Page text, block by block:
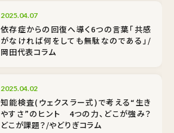
2025.04.07
依存症からの回復へ導く6つの言葉「共感
がなければ何をしても無駄なのである」/
岡田代表コラム
2025.04.02
知能検査(ウェクスラー式)で考える“生き
やすさ”のヒント 4つの力、どこが強み？
どこが課題？/やどりぎコラム